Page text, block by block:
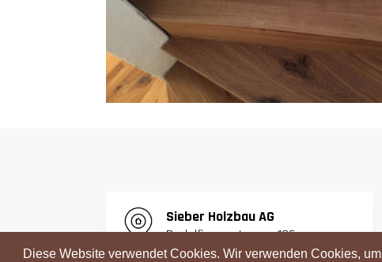
Diese Website verwendet Cookies. Wir verwenden Cookies,
Sieber Holzbau AG
Radelfingenstrasse 126
3068 Utzigen